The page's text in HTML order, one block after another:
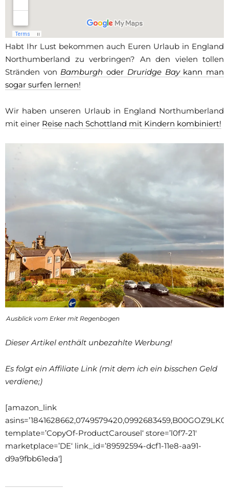
Habt Ihr Lust bekommen auch Euren Urlaub in England
Northumberland zu verbringen? An den vielen tollen
Stränden von Bamburgh oder Druridge Baykann man
sogar surfen lernen!
Wir haben unseren Urlaub in England Northumberland
mit einer Reise nach Schottland mit Kindern kombiniert!
Ausblick vom Erker mit Regenbogen
Dieser Artikel enthält unbezahlte Werbung!
Es folgt ein Affiliate Link (mit dem ich ein bisschen Geld
verdiene;)
[amazon_link
template=’CopyOf-ProductCarousel‘ store=’l0f7-21′
marketplace=’DE‘ link_id=’89592594-dcf1-11e8-aa91-
d9a9fbb61eda‘]